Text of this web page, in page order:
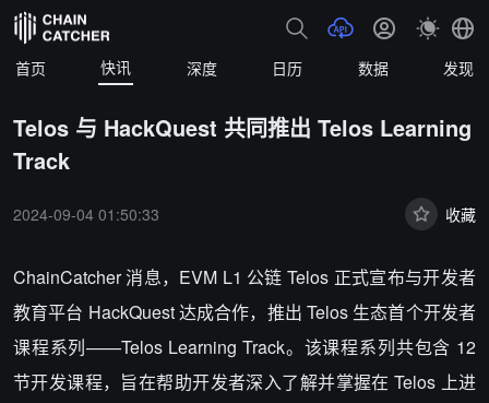
首页 快讯 深度 日历 数据 发现
Telos 与 HackQuest 共同推出 Telos Learning
Track
2024-09-04 01:50:33 收藏
ChainCatcher 消息， EVM L1 公链 Telos 正式宣布与开发者
教育平台 HackQuest 达成合作，推出 Telos 生态首个开发者
课程系列——Telos Learning Track。该课程系列共包含 12
节开发课程，旨在帮助开发者深入了解并掌握在 Telos 上进